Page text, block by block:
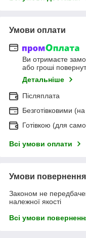
Умови оплати
Ви отримаєте
або гроші
Детальніше
Післяплата
Безготівковими
Готівкою (для
Всі умови оплати
Умови повернення
Законом не
належної якості
Всі умови